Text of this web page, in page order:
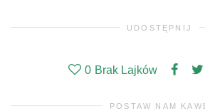
UDOSTĘPNIJ
0 Brak Lajków
POSTAW NAM